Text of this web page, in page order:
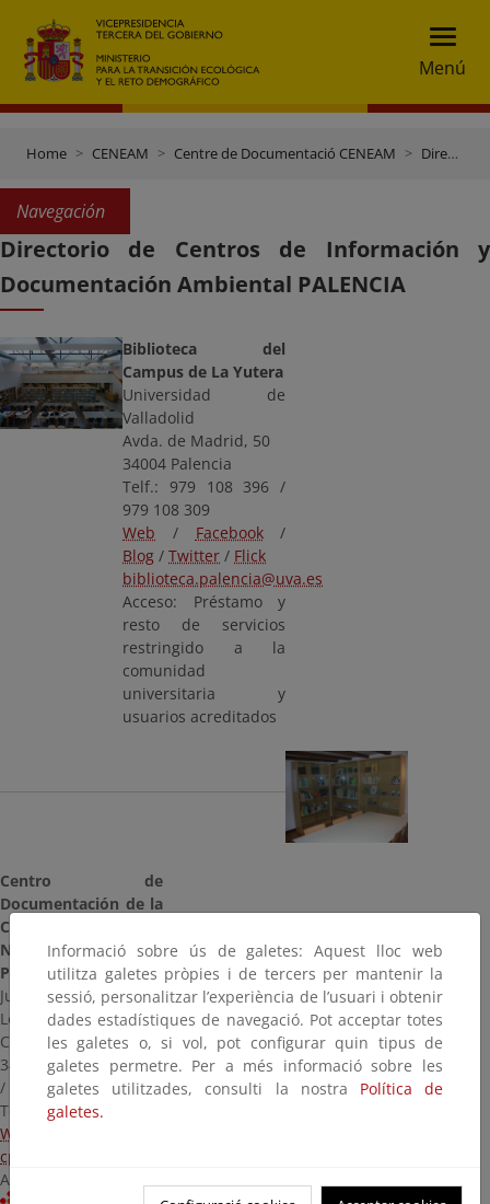
Menú
Home CENEAM Centre de Documentació CENEAM Directori Centres de documentació
Navegación
Directorio de Centros de Información y
Documentación Ambiental PALENCIA
Biblioteca del
Campus de La Yutera
Universidad de
Valladolid
Avda. de Madrid, 50
34004 Palencia
Telf.: 979 108 396 /
979 108 309
Web / Facebook/
Blog / Twitter / Flick
biblioteca.palencia@uva.es
Acceso: Préstamo y
resto de servicios
restringido a la
comunidad
universitaria y
usuarios acreditados
Centro de
Documentación de la
Casa del Parque de la
Nava y Campos de
Palencia
Junta de Castilla y
León
Calle Mayor, 17
34337 Fuente de Nava
/ Palencia
Telf.: 979 139 801
Web
cp.lanava@patrimonionatural.org
Acceso: Libre
Informació sobre ús de galetes: Aquest lloc web
utilitza galetes pròpies i de tercers per mantenir la
sessió, personalitzar l’experiència de l’usuari i obtenir
dades estadístiques de navegació. Pot acceptar totes
les galetes o, si vol, pot configurar quin tipus de
galetes permetre. Per a més informació sobre les
galetes utilitzades, consulti la nostra Política de
galetes.